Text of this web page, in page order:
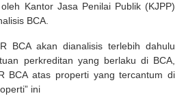
Kantor Jasa Penilai Publik (KJPP)
BCA.
BCA akan dianalisis terlebih dahulu
perkreditan yang berlaku di BCA,
BCA atas properti yang tercantum di
ini